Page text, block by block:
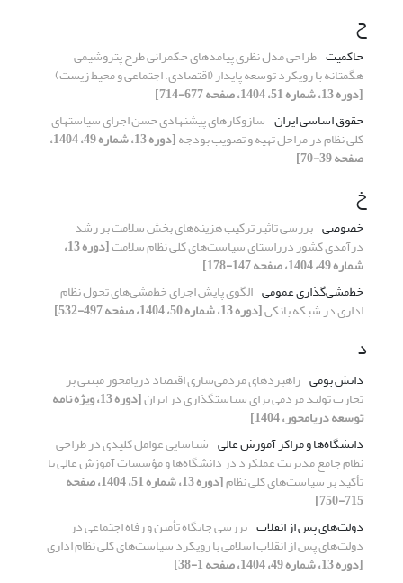
ح
حاکمیت طراحی مدل نظری پیامدهای حکمرانی طرح پتروشیمی
هگمتانه با رویکرد توسعه پایدار (اقتصادی، اجتماعی و محیط زیست)
[دوره 13، شماره 51، 1404، صفحه 677-714]
حقوق اساسی ایران سازوکارهای پیشنهادی حسن اجرای سیاستهای
کلی نظام در مراحل تهیه و تصویب بودجه [دوره 13، شماره 49، 1404،
صفحه 39-70]
خ
خصوصی بررسی تاثیر ترکیب هزینه‌های بخش سلامت بر رشد
درآمدی کشور درراستای سیاست‌های کلی نظام سلامت [دوره 13،
شماره 49، 1404، صفحه 147-178]
خط‌مشی‌گذاری عمومی الگوی پایش اجرای خط‌مشی‌های تحول نظام
اداری در شبکه بانکی[دوره 13، شماره 50، 1404، صفحه 497-532]
د
دانش بومی راهبردهای مردمی‌سازی اقتصاد دریامحور مبتنی بر
تجارب تولید مردمی برای سیاستگذاری در ایران [دوره 13، ویژه نامه
توسعه دریامحور، 1404]
دانشگاه‌ها و مراکز آموزش عالی شناسایی عوامل کلیدی در طراحی
نظام جامع مدیریت عملکرد در دانشگاه‌ها و مؤسسات آموزش عالی با
تأکید بر سیاست‌های کلی نظام [دوره 13، شماره 51، 1404، صفحه
715-750]
دولت‌های پس از انقلاب بررسی جایگاه تأمین و رفاه اجتماعی در
دولت‌های پس از انقلاب اسلامی با رویکرد سیاست‌های کلی نظام اداری
[دوره 13، شماره 49، 1404، صفحه 1-38]